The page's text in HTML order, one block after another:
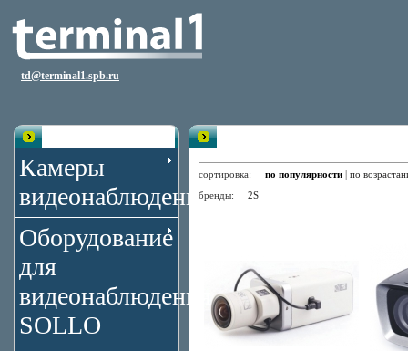
td@terminal1.spb.ru
Камеры
видеонаблюдения
Оборудование
для
видеонаблюдения
SOLLO
сортировка: по популярности | по
бренды: 2S